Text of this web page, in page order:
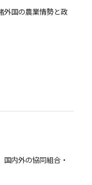
外国の農業情勢と政
内外の協同組合・